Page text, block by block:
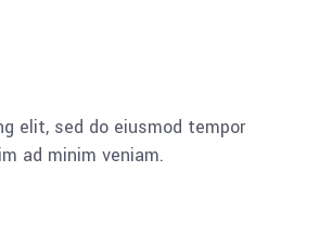
elit, sed do eiusmod tempor
ad minim veniam.